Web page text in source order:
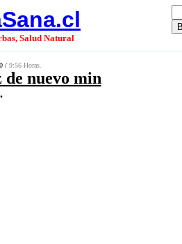
Salud Natural
/ 9:56 Horas.
de nuevo min